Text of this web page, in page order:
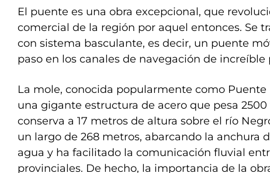
El puente es una obra excepcional, que
comercial de la región por aquel entonces. Se
con sistema basculante, es decir, un puente
paso en los canales de navegación de increíble
La mole, conocida popularmente como Puente
una gigante estructura de acero que pesa 2500
conserva a 17 metros de altura sobre el río
un largo de 268 metros, abarcando la anchura
agua y ha facilitado la comunicación fluvial
provinciales. De hecho, la importancia de la